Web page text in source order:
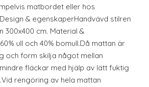
matbordet eller hos
& egenskaperHandvävd stilren
300x400 cm. Material &
ull och 40% bomull.Då mattan är
och form skilja något mellan
fläckar med hjälp av lätt fuktig
rengöring av hela mattan